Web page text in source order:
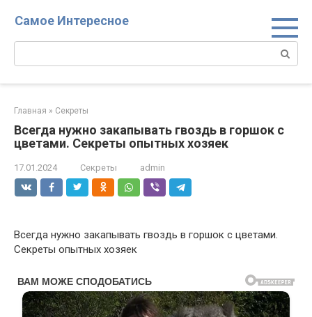
Самое Интересное
Поиск:
Главная » Секреты
Всегда нужно закапывать гвоздь в горшок с
цветами. Секреты опытных хозяек
17.01.2024 Секреты admin
Всегда нужно закапывать гвоздь в горшок с цветами.
Секреты опытных хозяек